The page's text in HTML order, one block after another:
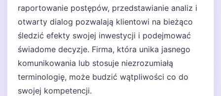
raportowanie postępów, przedstawianie analiz i
otwarty dialog pozwalają klientowi na bieżąco
śledzić efekty swojej inwestycji i podejmować
świadome decyzje. Firma, która unika jasnego
komunikowania lub stosuje niezrozumiałą
terminologię, może budzić wątpliwości co do
swojej kompetencji.